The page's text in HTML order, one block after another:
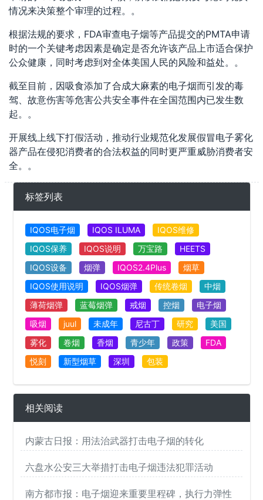
情况来决策整个审理的过程。。
根据法规的要求，FDA审查电子烟等产品提交的PMTA申请
时的一个关键考虑因素是确定是否允许该产品上市适合保护
公众健康，同时考虑到对全体美国人民的风险和益处。。
截至目前，因吸食添加了合成大麻素的电子烟而引发的毒
驾、故意伤害等危害公共安全事件在全国范围内已发生数
起。。
开展线上线下打假活动，推动行业规范化发展假冒电子雾化
器产品在侵犯消费者的合法权益的同时更严重威胁消费者安
全。。
标签列表
IQOS电子烟 IQOS ILUMA
IQOS维修
IQOS保养
IQOS说明 万宝路
HEETS
IQOS设备
烟弹 IQOS2.4Plus
烟草
IQOS使用说明
IQOS烟弹 传统卷烟
中烟
薄荷烟弹
蓝莓烟弹 戒烟 控烟
电子烟
吸烟
juul 未成年 尼古丁 研究
美国
雾化
卷烟 香烟 青少年 政策
FDA
悦刻
新型烟草 深圳 包装
相关阅读
内蒙古日报：用法治武器打击电子烟的转化
六盘水公安三大举措打击电子烟违法犯罪活动
南方都市报：电子烟迎来重要里程碑，执行力弹性